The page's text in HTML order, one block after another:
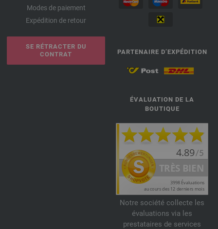
Modes de paiement
Expédition de retour
SE RÉTRACTER DU
CONTRAT
PARTENAIRE D’EXPÉDITION
ÉVALUATION DE LA
BOUTIQUE
Notre société collecte les
évaluations via les
prestataires de services